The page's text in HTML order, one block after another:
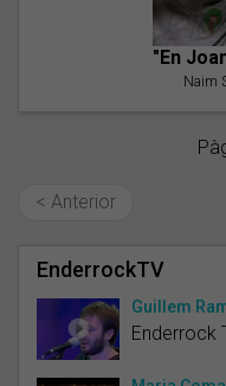
"En
Naim
< Anterior
EnderrockTV
Guillem
Enderrock